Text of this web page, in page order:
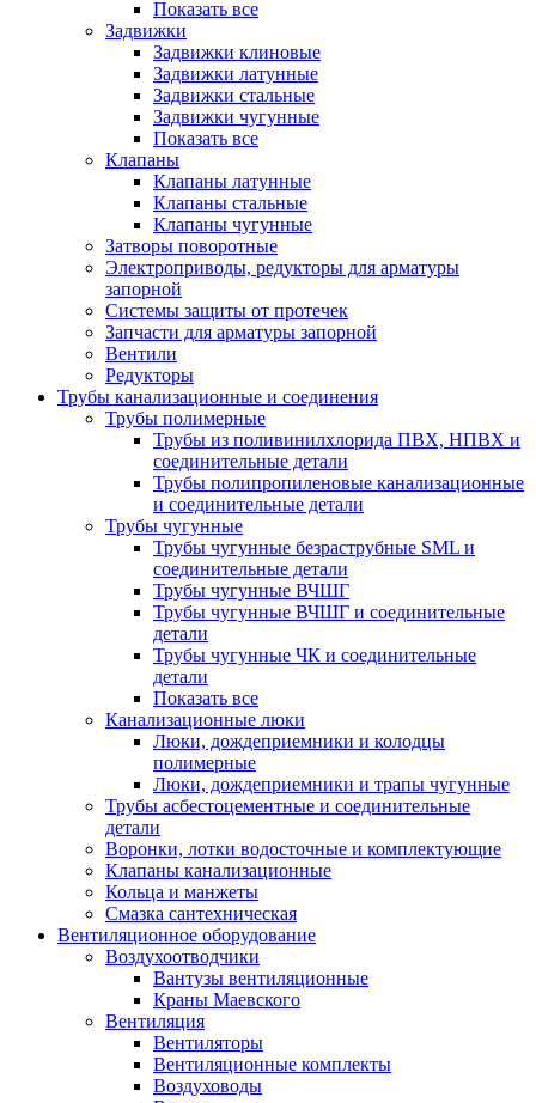
Показать все
Задвижки
Задвижки клиновые
Задвижки латунные
Задвижки стальные
Задвижки чугунные
Показать все
Клапаны
Клапаны латунные
Клапаны стальные
Клапаны чугунные
Затворы поворотные
Электроприводы, редукторы для арматуры
запорной
Системы защиты от протечек
Запчасти для арматуры запорной
Вентили
Редукторы
Трубы канализационные и соединения
Трубы полимерные
Трубы из поливинилхлорида ПВХ, НПВХ и
соединительные детали
Трубы полипропиленовые канализационные
и соединительные детали
Трубы чугунные
Трубы чугунные безраструбные SML и
соединительные детали
Трубы чугунные ВЧШГ
Трубы чугунные ВЧШГ и соединительные
детали
Трубы чугунные ЧК и соединительные
детали
Показать все
Канализационные люки
Люки, дождеприемники и колодцы
полимерные
Люки, дождеприемники и трапы чугунные
Трубы асбестоцементные и соединительные
детали
Воронки, лотки водосточные и комплектующие
Клапаны канализационные
Кольца и манжеты
Смазка сантехническая
Вентиляционное оборудование
Воздухоотводчики
Вантузы вентиляционные
Краны Маевского
Вентиляция
Вентиляторы
Вентиляционные комплекты
Воздуховоды